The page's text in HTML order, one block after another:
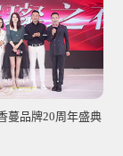
蔓品牌20周年盛典